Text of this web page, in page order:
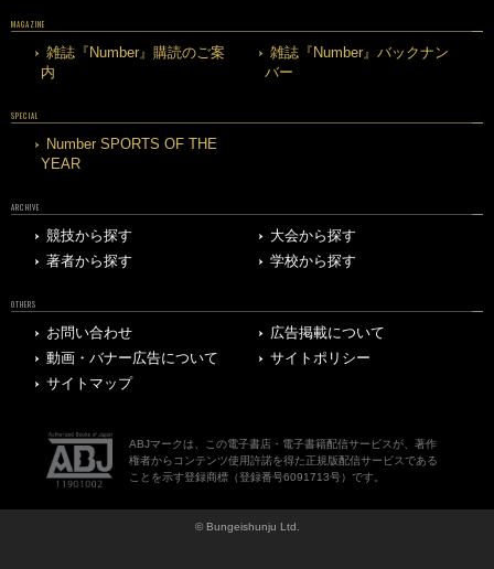
MAGAZINE
雑誌『Number』購読のご案
内
雑誌『Number』バックナン
バー
SPECIAL
Number SPORTS OF THE
YEAR
ARCHIVE
競技から探す
大会から探す
著者から探す
学校から探す
OTHERS
お問い合わせ
広告掲載について
動画・バナー広告について
サイトポリシー
サイトマップ
ABJマークは、この電子書店・電子書籍配信サービスが、著作
権者からコンテンツ使用許諾を得た正規版配信サービスである
ことを示す登録商標（登録番号6091713号）です。
© Bungeishunju Ltd.